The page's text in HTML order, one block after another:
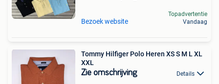
Bezoek website
Topadvertentie
Vandaag
Tommy Hilfiger Polo Heren XS S M L XL
XXL
Zie omschrijving Details